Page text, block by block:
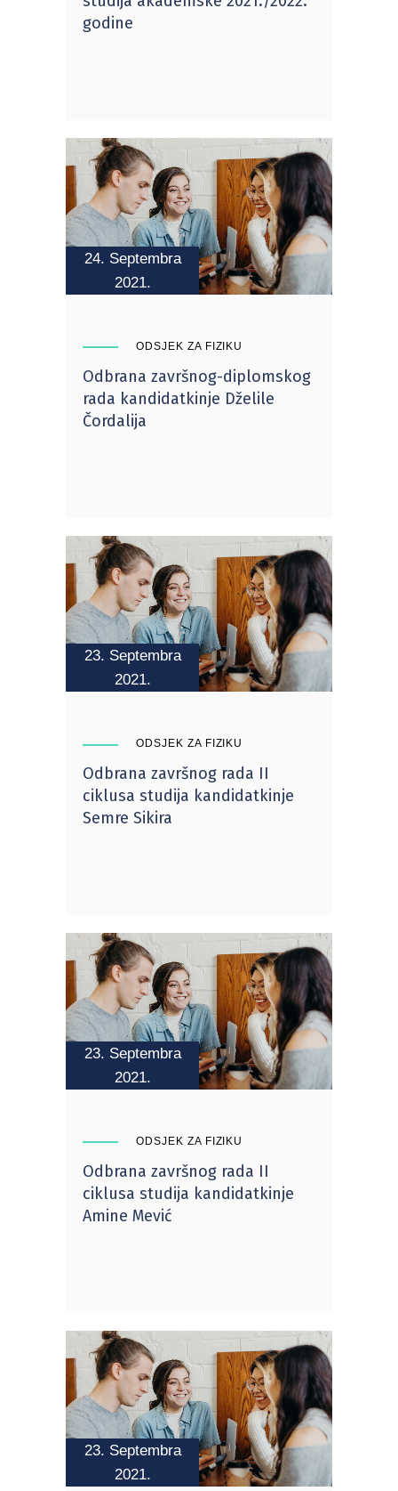
godine
24. Septembra
2021.
ODSJEK ZA FIZIKU
Odbrana završnog-diplomskog
rada kandidatkinje Dželile
Čordalija
23. Septembra
2021.
ODSJEK ZA FIZIKU
Odbrana završnog rada II
ciklusa studija kandidatkinje
Semre Sikira
23. Septembra
2021.
ODSJEK ZA FIZIKU
Odbrana završnog rada II
ciklusa studija kandidatkinje
Amine Mević
23. Septembra
2021.